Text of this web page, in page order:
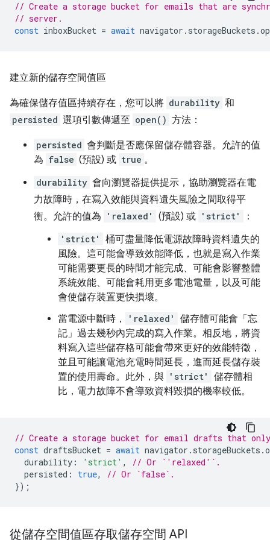
// Create a storage bucket for emails that are
// server.
const inboxBucket = await navigator . storageBuckets .
建立新的儲存空間值區
為確保儲存值區持續存在，您可以將 durability 和
persisted 選項引數傳遞至 open() 方法：
persisted 會判斷是否應保留儲存體容器。允許的值
為 false (預設) 或 true 。
durability 會向瀏覽器提供提示，協助瀏覽器在電
力故障時，在寫入效能與資料遺失風險之間取得平
衡。允許的值為
'relaxed' (預設) 或 'strict' ：
'strict'
桶可盡量降低電源故障時資料遺失的
風險。這可能會導致效能降低，也就是寫入作業
可能需要更長的時間才能完成、可能會影響整體
系統效能、可能會耗用更多電池電量，以及可能
會使儲存裝置更快損壞。
當電源中斷時，
'relaxed'
儲存體可能會「忘
記」過去幾秒內完成的寫入作業。相反地，將資
料寫入這些儲存格可能會帶來更好的效能特徵，
並且可能讓電池充電時間延長，進而延長儲存裝
置的使用壽命。此外，與 'strict'
儲存體相
比，電力故障不會導致資料毀損的機率較低。
// Create a storage bucket for email drafts that
const draftsBucket = await navigator . storageBuckets .
durability : 'strict' ,
// Or `'relaxed'`.
persisted : true,
// Or `false`.
});
從儲存空間值區存取儲存空間 API